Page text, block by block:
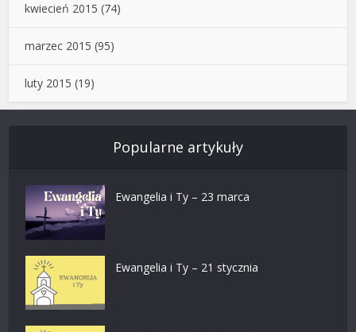
kwiecień 2015 (74)
marzec 2015 (95)
luty 2015 (19)
Popularne artykuły
Ewangelia i Ty – 23 marca
Ewangelia i Ty – 21 stycznia